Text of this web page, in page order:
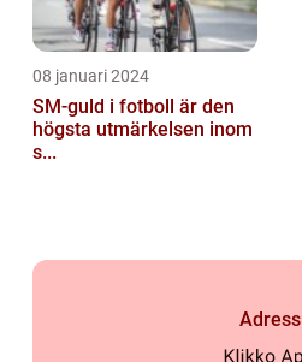
08 januari 2024
SM-guld i fotboll är den
högsta utmärkelsen inom
s...
Adress